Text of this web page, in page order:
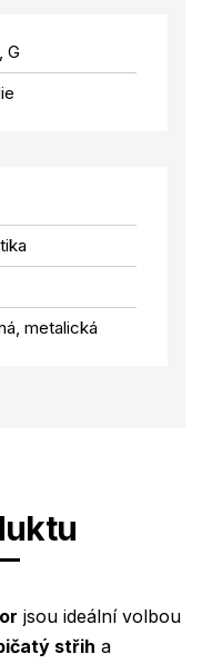
G
metalická
jsou ideální volbou
střih a